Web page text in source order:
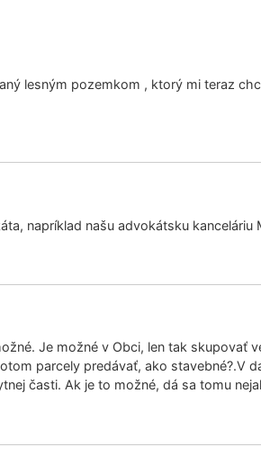
lesným pozemkom , ktorý mi teraz
napríklad našu advokátsku kanceláriu
Je možné v Obci, len tak skupovať
parcely predávať, ako stavebné?.V
časti. Ak je to možné, dá sa tomu